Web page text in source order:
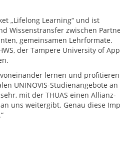
„Lifelong Learning“ und ist
Wissenstransfer zwischen
gemeinsamen Lehrformate.
der Tampere University of
lernen und profitieren
UNINOVIS-Studienangebote an
mit der THUAS einen Allianz-
uns weitergibt. Genau diese